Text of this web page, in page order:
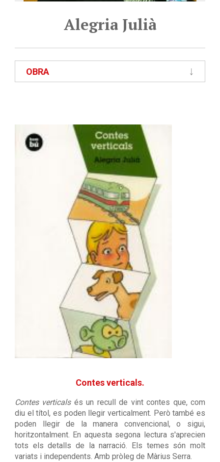
Alegria Julià
OBRA
Contes verticals.
Contes verticalsés un recull de vint contes que, com
diu el títol, es poden llegir verticalment. Però també es
poden llegir de la manera convencional, o sigui,
horitzontalment. En aquesta segona lectura s'aprecien
tots els detalls de la narració. Els temes són molt
variats i independents. Amb pròleg de Màrius Serra.